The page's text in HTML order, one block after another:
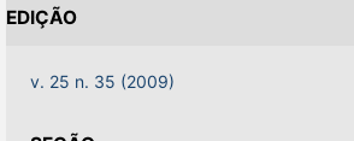
EDIÇÃO
v. 25 n. 35 (2009)